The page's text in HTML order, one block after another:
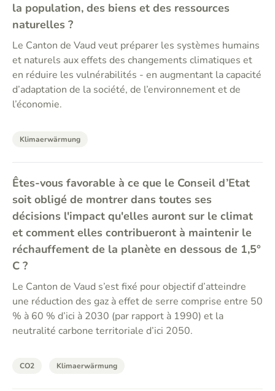
la population, des biens et des ressources
naturelles ?
Le Canton de Vaud veut préparer les systèmes humains
et naturels aux effets des changements climatiques et
en réduire les vulnérabilités - en augmentant la capacité
d’adaptation de la société, de l’environnement et de
l’économie.
Klimaerwärmung
Êtes-vous favorable à ce que le Conseil d’Etat
soit obligé de montrer dans toutes ses
décisions l'impact qu'elles auront sur le climat
et comment elles contribueront à maintenir le
réchauffement de la planète en dessous de 1,5°
C ?
Le Canton de Vaud s’est fixé pour objectif d’atteindre
une réduction des gaz à effet de serre comprise entre 50
% à 60 % d’ici à 2030 (par rapport à 1990) et la
neutralité carbone territoriale d’ici 2050.
CO2 Klimaerwärmung